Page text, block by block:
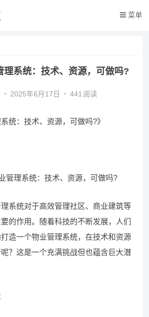
菜单
理系统：技术、资源，可做吗?
• 2025年6月17日 • 441 阅读
统：技术、资源，可做吗?》
系统对于高效管理社区、商业建筑等
的作用。随着科技的不断发展，人们
造一个物业管理系统，在技术和资源
？这是一个充满挑战但也蕴含巨大潜